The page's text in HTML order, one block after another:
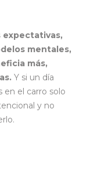
expectativas,
mentales,
más,
Y si un día
en el carro solo
y no